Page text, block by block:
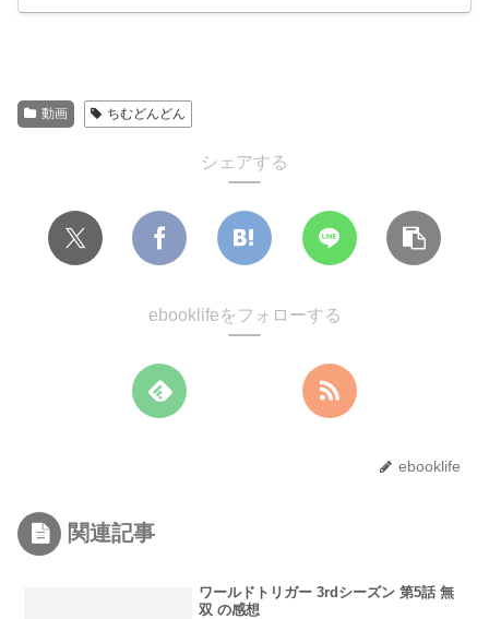
動画 ちむどんどん
シェアする
ebooklifeをフォローする
ebooklife
関連記事
ワールドトリガー 3rdシーズン 第5話 無
双 の感想